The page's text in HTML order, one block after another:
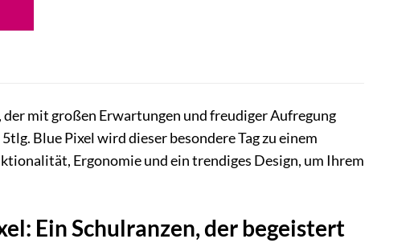
mit großen Erwartungen und freudiger Aufregung
Blue Pixel wird dieser besondere Tag zu einem
Ergonomie und ein trendiges Design, um Ihrem
Ein Schulranzen, der begeistert